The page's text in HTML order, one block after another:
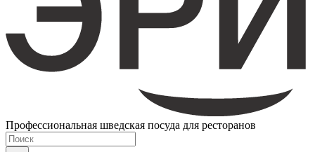
Профессиональная шведская посуда для ресторанов